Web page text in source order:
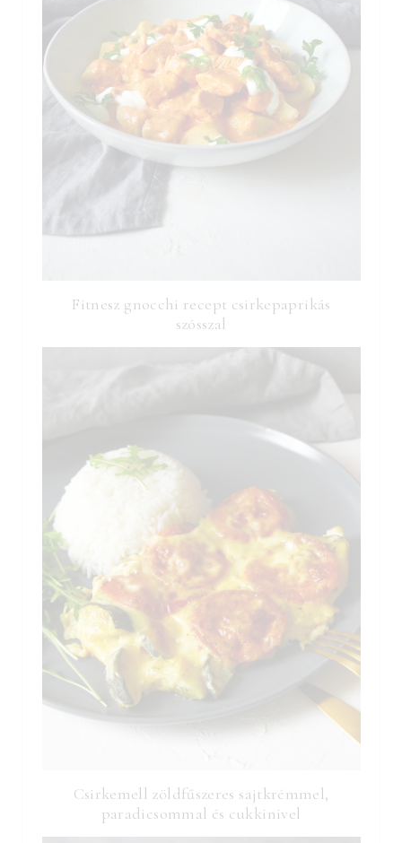
Fitnesz gnocchi recept csirkepaprikás
szósszal
Csirkemell zöldfűszeres sajtkrémmel,
paradicsommal és cukkinivel